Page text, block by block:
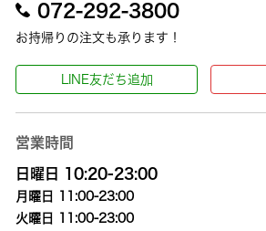
072-292-3800
お持帰りの注文も承ります！
LINE友だち追加
営業時間
日曜日 10:20-23:00
月曜日 11:00-23:00
火曜日 11:00-23:00